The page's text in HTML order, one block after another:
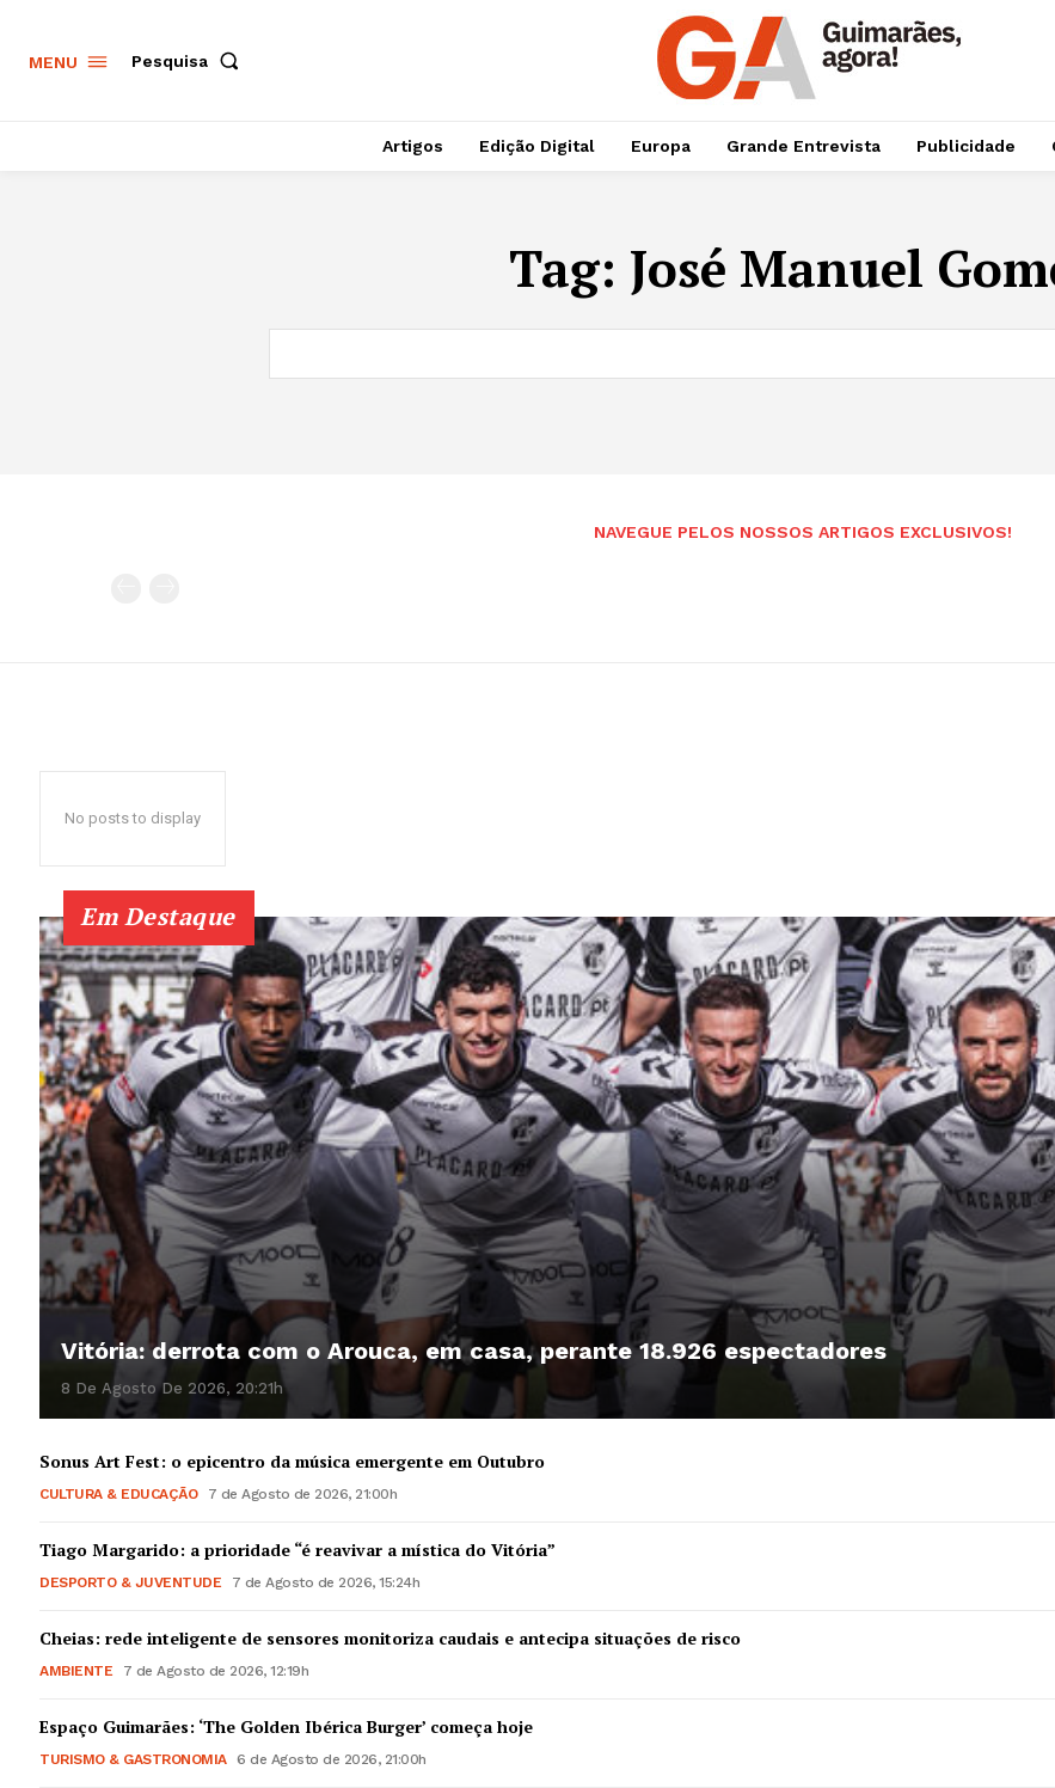
Guimarães, agora!
MENU Pesquisa
Artigos Edição Digital Europa Grande Entrevista Publicidade
Tag: José Manuel
NAVEGUE PELOS NOSSOS ARTIGOS EXCLUSIVOS!
No posts to display
Em Destaque
Vitória: derrota com o Arouca, em casa, perante 18.926 espectadores
8 De Agosto De 2026, 20:21h
Sonus Art Fest: o epicentro da música emergente em Outubro
CULTURA & EDUCAÇÃO 7 de Agosto de 2026, 21:00h
Tiago Margarido: a prioridade “é reavivar a mística do Vitória”
DESPORTO & JUVENTUDE 7 de Agosto de 2026, 15:24h
Cheias: rede inteligente de sensores monitoriza caudais e antecipa situações de risco
AMBIENTE 7 de Agosto de 2026, 12:19h
Espaço Guimarães: ‘The Golden Ibérica Burger’ começa hoje
TURISMO & GASTRONOMIA 6 de Agosto de 2026, 21:00h